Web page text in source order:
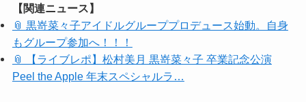
【関連ニュース】
📎 黒嵜菜々子アイドルグループプロデュース始動。自身
もグループ参加へ！！！
📎 【ライブレポ】松村美月 黒嵜菜々子 卒業記念公演
Peel the Apple 年末スペシャルラ…